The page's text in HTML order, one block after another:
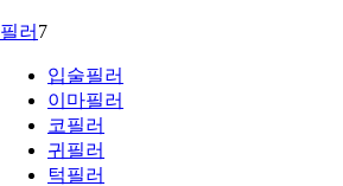
필러 7
입술필러
이마필러
코필러
귀필러
턱필러